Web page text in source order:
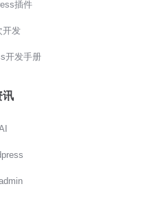
插件
开发
开发手册
讯